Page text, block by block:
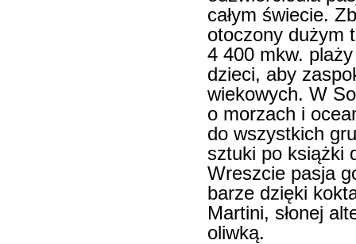
całym świecie.
otoczony dużym
4 400 mkw.
dzieci, aby
wiekowych. W
o morzach i
do wszystkich
sztuki po książki
Wreszcie pasja
barze dzięki
Martini, słonej
oliwką.